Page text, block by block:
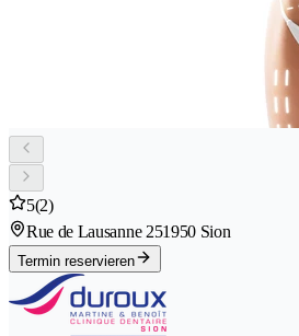
5(2)
Rue de Lausanne 251950 Sion
Termin reservieren